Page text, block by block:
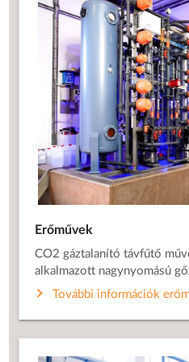
Erőművek
CO2 gáztalanító távfűtő
alkalmazott nagynyomású
További információk